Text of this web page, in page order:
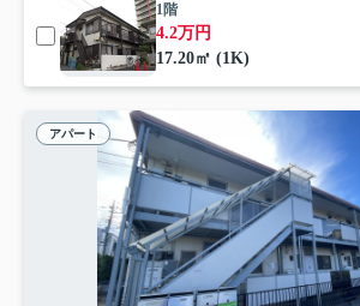
1階
4.2万円
17.20㎡ (1K)
アパート